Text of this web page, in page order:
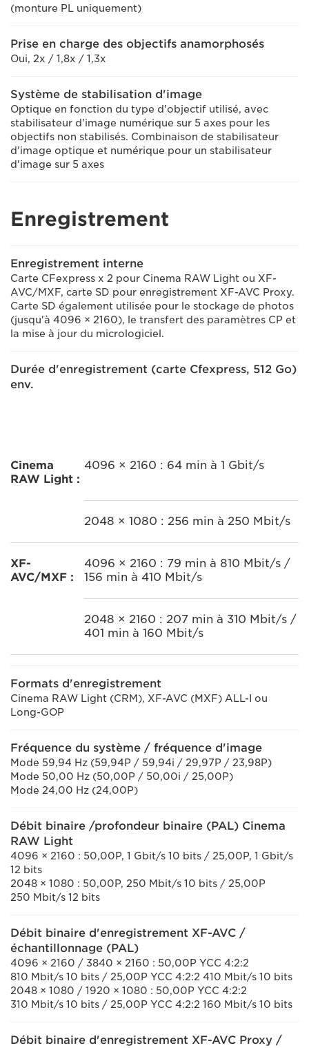
(monture PL uniquement)
Prise en charge des objectifs anamorphosés
Oui, 2x / 1,8x / 1,3x
Système de stabilisation d'image
Optique en fonction du type d'objectif utilisé, avec
stabilisateur d'image numérique sur 5 axes pour les
objectifs non stabilisés. Combinaison de stabilisateur
d'image optique et numérique pour un stabilisateur
d'image sur 5 axes
Enregistrement
Enregistrement interne
Carte CFexpress x 2 pour Cinema RAW Light ou XF-
AVC/MXF, carte SD pour enregistrement XF-AVC Proxy.
Carte SD également utilisée pour le stockage de photos
(jusqu'à 4096 × 2160), le transfert des paramètres CP et
la mise à jour du micrologiciel.
Durée d'enregistrement (carte Cfexpress, 512 Go)
env.
Cinema
RAW Light :
4096 × 2160 : 64 min à 1 Gbit/s
2048 × 1080 : 256 min à 250 Mbit/s
XF-
AVC/MXF :
4096 × 2160 : 79 min à 810 Mbit/s /
156 min à 410 Mbit/s
2048 × 2160 : 207 min à 310 Mbit/s /
401 min à 160 Mbit/s
Formats d'enregistrement
Cinema RAW Light (CRM), XF-AVC (MXF) ALL-I ou
Long-GOP
Fréquence du système / fréquence d'image
Mode 59,94 Hz (59,94P / 59,94i / 29,97P / 23,98P)
Mode 50,00 Hz (50,00P / 50,00i / 25,00P)
Mode 24,00 Hz (24,00P)
Débit binaire /profondeur binaire (PAL) Cinema
RAW Light
4096 × 2160 : 50,00P, 1 Gbit/s 10 bits / 25,00P, 1 Gbit/s
12 bits
2048 × 1080 : 50,00P, 250 Mbit/s 10 bits / 25,00P
250 Mbit/s 12 bits
Débit binaire d'enregistrement XF-AVC /
échantillonnage (PAL)
4096 × 2160 / 3840 × 2160 : 50,00P YCC 4:2:2
810 Mbit/s 10 bits / 25,00P YCC 4:2:2 410 Mbit/s 10 bits
2048 × 1080 / 1920 × 1080 : 50,00P YCC 4:2:2
310 Mbit/s 10 bits / 25,00P YCC 4:2:2 160 Mbit/s 10 bits
Débit binaire d'enregistrement XF-AVC Proxy /